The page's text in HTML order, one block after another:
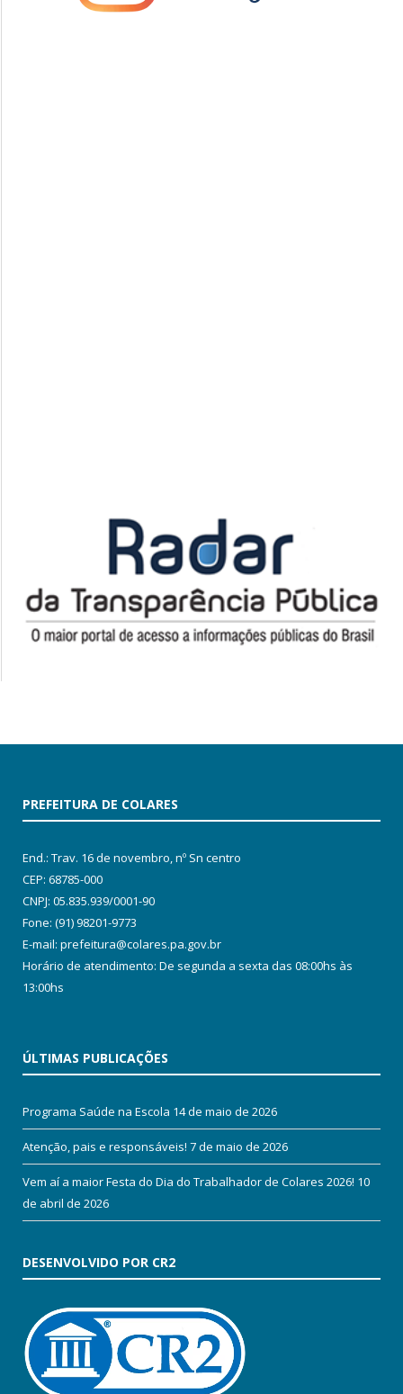
PREFEITURA DE COLARES
End.: Trav. 16 de novembro, nº Sn centro
CEP: 68785-000
CNPJ: 05.835.939/0001-90
Fone: (91) 98201-9773
E-mail: prefeitura@colares.pa.gov.br
Horário de atendimento: De segunda a sexta das 08:00hs às
13:00hs
ÚLTIMAS PUBLICAÇÕES
Programa Saúde na Escola 14 de maio de 2026
Atenção, pais e responsáveis! 7 de maio de 2026
Vem aí a maior Festa do Dia do Trabalhador de Colares 2026! 10
de abril de 2026
DESENVOLVIDO POR CR2